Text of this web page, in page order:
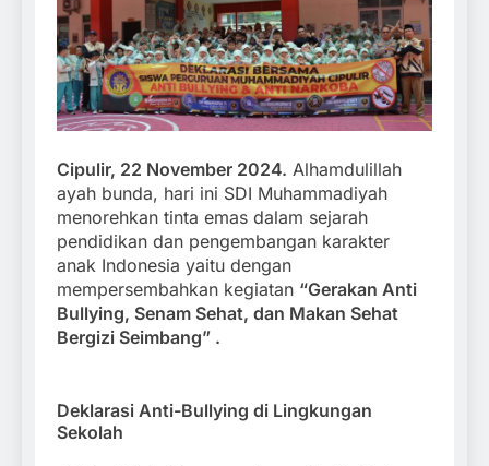
Cipulir, 22 November 2024. Alhamdulillah
ayah bunda, hari ini SDI Muhammadiyah
menorehkan tinta emas dalam sejarah
pendidikan dan pengembangan karakter
anak Indonesia yaitu dengan
mempersembahkan kegiatan “Gerakan Anti
Bullying, Senam Sehat, dan Makan Sehat
Bergizi Seimbang” .
Deklarasi Anti-Bullying di Lingkungan
Sekolah